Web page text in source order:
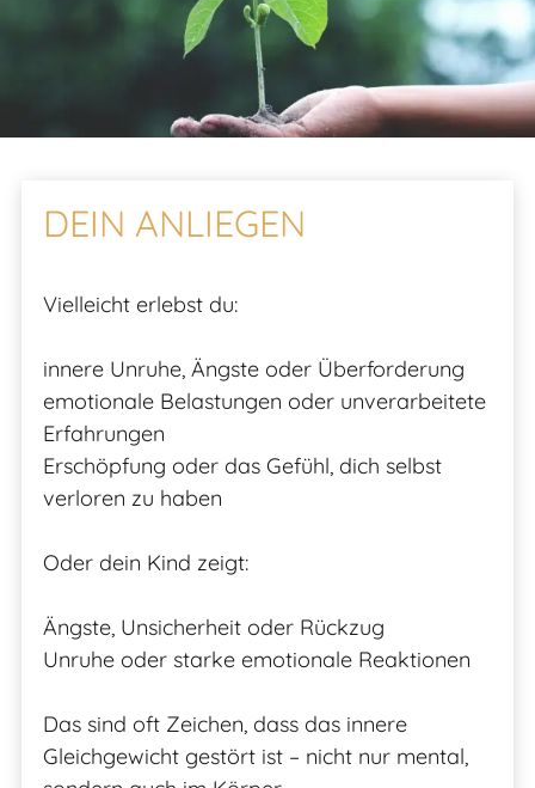
DEIN ANLIEGEN
Vielleicht erlebst du:
innere Unruhe, Ängste oder Überforderung
emotionale Belastungen oder unverarbeitete
Erfahrungen
Erschöpfung oder das Gefühl, dich selbst
verloren zu haben
Oder dein Kind zeigt:
Ängste, Unsicherheit oder Rückzug
Unruhe oder starke emotionale Reaktionen
Das sind oft Zeichen, dass das innere
Gleichgewicht gestört ist – nicht nur mental,